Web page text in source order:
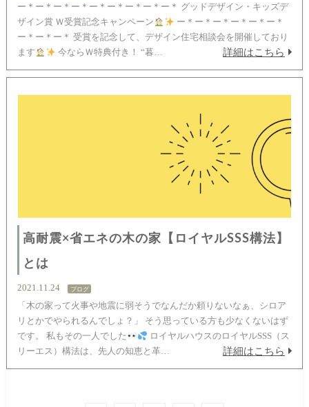
ー＊ー＊ー＊ー＊ー＊ー＊ー＊ー＊ー＊ グッドデザイン・キッズデ
ザイン賞 Ｗ受賞記念キャンペーン
ー＊ー＊ー＊ー＊ー＊ー＊
ー＊ー＊ー＊ 受賞を記念して、デザイン住宅相談会を開催しており
ます
今ならＷ特典付き！ “暮… 詳細はこちら
高耐震×省エネの木の家【ロイヤルSSS構法】
とは
2021.11.24 ブログ
「木の家って火事や地震に弱そうでなんだか頼りないなぁ、シロア
リとかでやられるんでしょ？」 そう思っている方も少なくないはず
です。 私もその一人でした
ロイヤルハウスのロイヤルSSS（ス
リーエス）構法は、先人の知恵と革…
詳細はこちら